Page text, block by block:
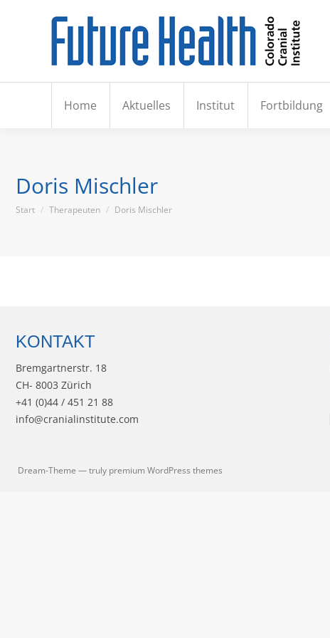
Home Aktuelles Institut Fortbildung
Doris Mischler
Sie befinden sich hier:
Start Therapeuten Doris Mischler
KONTAKT
Bremgartnerstr. 18
CH- 8003 Zürich
+41 (0)44 / 451 21 88
info@cranialinstitute.com
Dream-Theme — truly premium WordPress themes
Home